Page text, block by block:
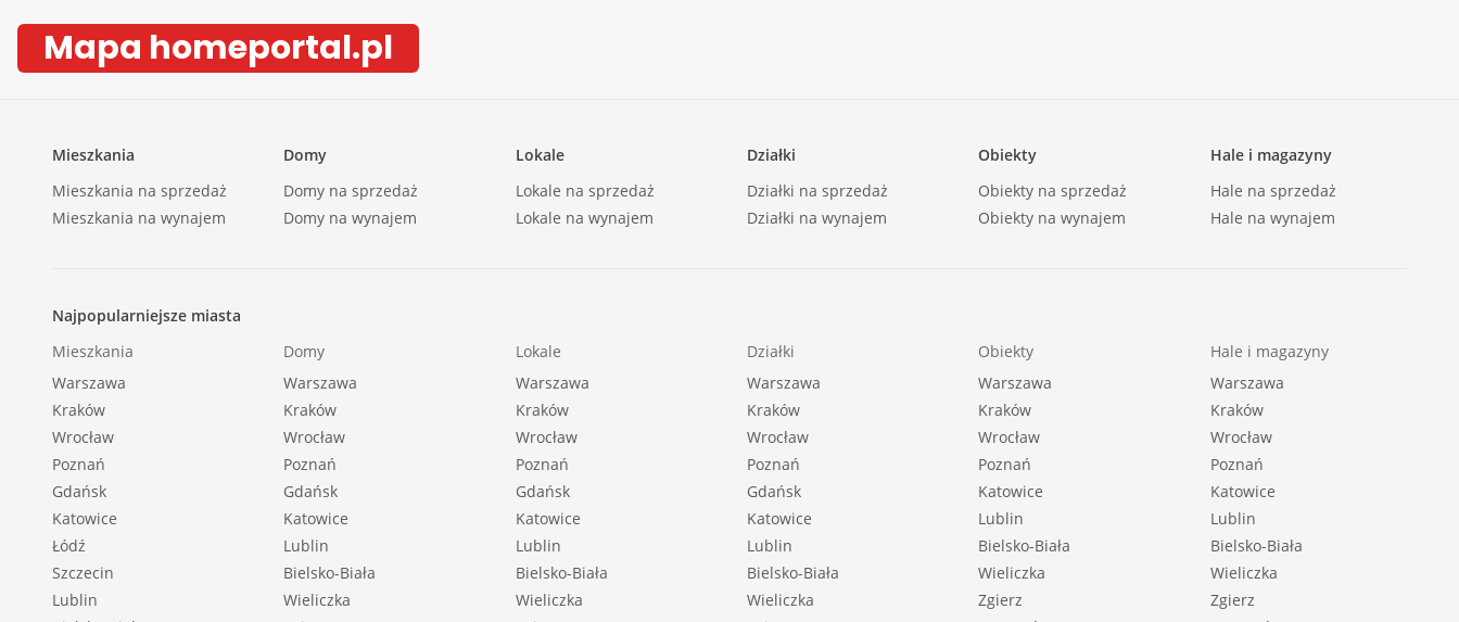
jednorodzinna.
kulturowego oraz strefą ochrony lokalnych źródeł wody.
Cena: 1 390 000 zł - do negocjacji.
Zbyszek
Tel: 505 105 224
::DODATKOWE INFORMACJE |
Prąd: w budynku |
Gaz: tak - miejski |
Woda: tak - miejska |
Dojazd: asfalt |
Otoczenie: działki zabudowane |
Ogrzewanie: C.O. GAZOWE |
Mapa homeportal.pl
Mieszkania
Mieszkania na sprzedaż
Mieszkania na wynajem
Domy
Domy na sprzedaż
Domy na wynajem
Lokale
Lokale na sprzedaż
Lokale na wynajem
Działki
Działki na sprzedaż
Działki na wynajem
Obiekty
Obiekty na sprzedaż
Obiekty na wynajem
Hale i magazyny
Hale na sprzedaż
Hale na wynajem
Najpopularniejsze miasta
Mieszkania
Warszawa
Kraków
Wrocław
Poznań
Gdańsk
Katowice
Łódź
Szczecin
Lublin
Domy
Warszawa
Kraków
Wrocław
Poznań
Gdańsk
Katowice
Lublin
Bielsko-Biała
Wieliczka
Lokale
Warszawa
Kraków
Wrocław
Poznań
Gdańsk
Katowice
Lublin
Bielsko-Biała
Wieliczka
Działki
Warszawa
Kraków
Wrocław
Poznań
Gdańsk
Katowice
Lublin
Bielsko-Biała
Wieliczka
Obiekty
Warszawa
Kraków
Wrocław
Poznań
Katowice
Lublin
Bielsko-Biała
Wieliczka
Zgierz
Hale i magazyny
Warszawa
Kraków
Wrocław
Poznań
Katowice
Lublin
Bielsko-Biała
Wieliczka
Zgierz